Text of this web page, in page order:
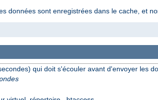
données sont enregistrées dans le cache, et
qui doit s'écouler avant d'envoyer les